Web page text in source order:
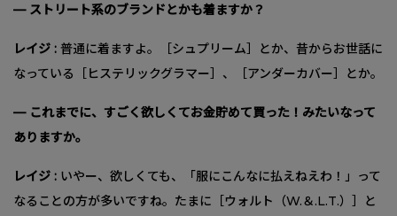
— ストリート系のブランドとかも着ますか？
レイジ : 普通に着ますよ。［シュプリーム］とか、昔からお世話に
なっている［ヒステリックグラマー］、［アンダーカバー］とか。
— これまでに、すごく欲しくてお金貯めて買った！みたいなって
ありますか。
レイジ : いやー、欲しくても、「服にこんなに払えねえわ！」って
なることの方が多いですね。たまに［ウォルト（W.＆.L.T.）］と